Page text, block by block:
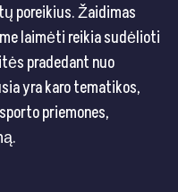
poreikius. Žaidimas
laimėti reikia sudėlioti
pradedant nuo
yra karo tematikos,
priemones,